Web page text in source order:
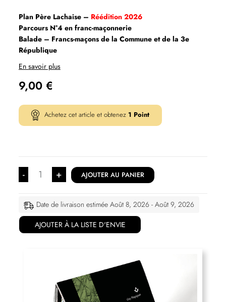
Plan Père Lachaise – Réédition 2026
Parcours N°4 en franc-maçonnerie
Balade – Francs-maçons de la Commune et de la 3e
République
En savoir plus
9,00 €
Achetez cet article et obtenez 1 Point
- + AJOUTER AU PANIER
Date de livraison estimée Août 8, 2026 - Août 9, 2026
AJOUTER À LA LISTE D'ENVIE